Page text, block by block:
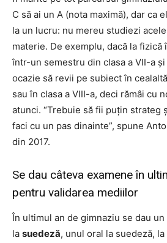
C să ai un A (nota maximă), dar ca
la un lucru: nu mereu studiezi
materie. De exemplu, dacă la
într-un semestru din clasa a VII-a
ocazie să revii pe subiect în
sau în clasa a VIII-a, deci rămâi cu
atunci. “Trebuie să fii puțin strateg
faci cu un pas dinainte”, spune
din 2017.
Se dau câteva examene în
pentru validarea mediilor
În ultimul an de gimnaziu se dau
la suedeză, unul oral la suedeză, la